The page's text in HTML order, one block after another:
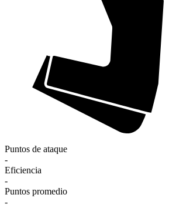
Puntos de ataque
-
Eficiencia
-
Puntos promedio
-